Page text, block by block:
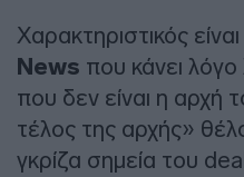
Χαρακτηριστικός
News που κάνει
που δεν είναι η αρχή
τέλος της αρχής»
γκρίζα σημεία του